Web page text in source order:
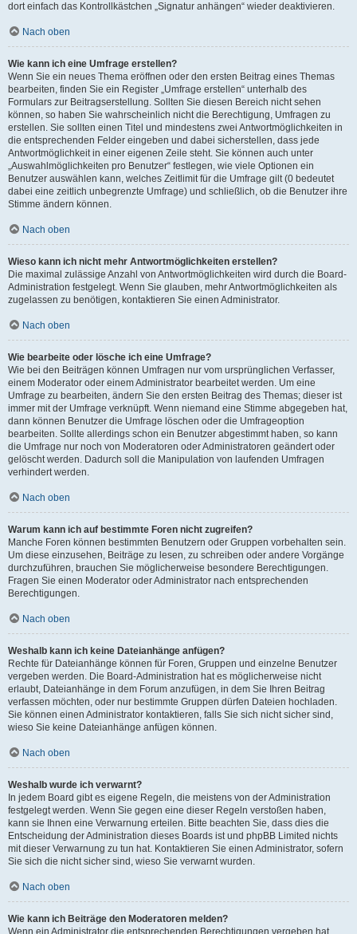
dort einfach das Kontrollkästchen „Signatur anhängen“ wieder deaktivieren.
Nach oben
Wie kann ich eine Umfrage erstellen?
Wenn Sie ein neues Thema eröffnen oder den ersten Beitrag eines Themas
bearbeiten, finden Sie ein Register „Umfrage erstellen“ unterhalb des
Formulars zur Beitragserstellung. Sollten Sie diesen Bereich nicht sehen
können, so haben Sie wahrscheinlich nicht die Berechtigung, Umfragen zu
erstellen. Sie sollten einen Titel und mindestens zwei Antwortmöglichkeiten in
die entsprechenden Felder eingeben und dabei sicherstellen, dass jede
Antwortmöglichkeit in einer eigenen Zeile steht. Sie können auch unter
„Auswahlmöglichkeiten pro Benutzer“ festlegen, wie viele Optionen ein
Benutzer auswählen kann, welches Zeitlimit für die Umfrage gilt (0 bedeutet
dabei eine zeitlich unbegrenzte Umfrage) und schließlich, ob die Benutzer ihre
Stimme ändern können.
Nach oben
Wieso kann ich nicht mehr Antwortmöglichkeiten erstellen?
Die maximal zulässige Anzahl von Antwortmöglichkeiten wird durch die Board-
Administration festgelegt. Wenn Sie glauben, mehr Antwortmöglichkeiten als
zugelassen zu benötigen, kontaktieren Sie einen Administrator.
Nach oben
Wie bearbeite oder lösche ich eine Umfrage?
Wie bei den Beiträgen können Umfragen nur vom ursprünglichen Verfasser,
einem Moderator oder einem Administrator bearbeitet werden. Um eine
Umfrage zu bearbeiten, ändern Sie den ersten Beitrag des Themas; dieser ist
immer mit der Umfrage verknüpft. Wenn niemand eine Stimme abgegeben hat,
dann können Benutzer die Umfrage löschen oder die Umfrageoption
bearbeiten. Sollte allerdings schon ein Benutzer abgestimmt haben, so kann
die Umfrage nur noch von Moderatoren oder Administratoren geändert oder
gelöscht werden. Dadurch soll die Manipulation von laufenden Umfragen
verhindert werden.
Nach oben
Warum kann ich auf bestimmte Foren nicht zugreifen?
Manche Foren können bestimmten Benutzern oder Gruppen vorbehalten sein.
Um diese einzusehen, Beiträge zu lesen, zu schreiben oder andere Vorgänge
durchzuführen, brauchen Sie möglicherweise besondere Berechtigungen.
Fragen Sie einen Moderator oder Administrator nach entsprechenden
Berechtigungen.
Nach oben
Weshalb kann ich keine Dateianhänge anfügen?
Rechte für Dateianhänge können für Foren, Gruppen und einzelne Benutzer
vergeben werden. Die Board-Administration hat es möglicherweise nicht
erlaubt, Dateianhänge in dem Forum anzufügen, in dem Sie Ihren Beitrag
verfassen möchten, oder nur bestimmte Gruppen dürfen Dateien hochladen.
Sie können einen Administrator kontaktieren, falls Sie sich nicht sicher sind,
wieso Sie keine Dateianhänge anfügen können.
Nach oben
Weshalb wurde ich verwarnt?
In jedem Board gibt es eigene Regeln, die meistens von der Administration
festgelegt werden. Wenn Sie gegen eine dieser Regeln verstoßen haben,
kann sie Ihnen eine Verwarnung erteilen. Bitte beachten Sie, dass dies die
Entscheidung der Administration dieses Boards ist und phpBB Limited nichts
mit dieser Verwarnung zu tun hat. Kontaktieren Sie einen Administrator, sofern
Sie sich die nicht sicher sind, wieso Sie verwarnt wurden.
Nach oben
Wie kann ich Beiträge den Moderatoren melden?
Wenn ein Administrator die entsprechenden Berechtigungen vergeben hat,